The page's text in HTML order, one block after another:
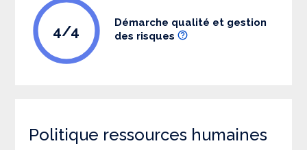
4/4
Démarche qualité et gestion
des risques
Politique ressources humaines